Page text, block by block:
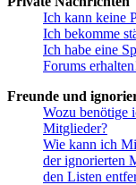
Ich kann keine
Ich bekomme
Ich habe eine
Forums
Freunde und
Wozu benötige
Mitglieder?
Wie kann ich
der ignorierten
den Listen